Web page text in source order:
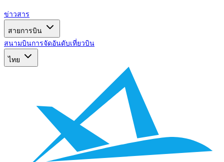
ข่าวสาร
สายการบิน
สนามบินการจัดอันดับเที่ยวบิน
ไทย